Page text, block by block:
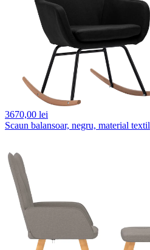
3670,00 lei
Scaun balansoar, negru, material textil